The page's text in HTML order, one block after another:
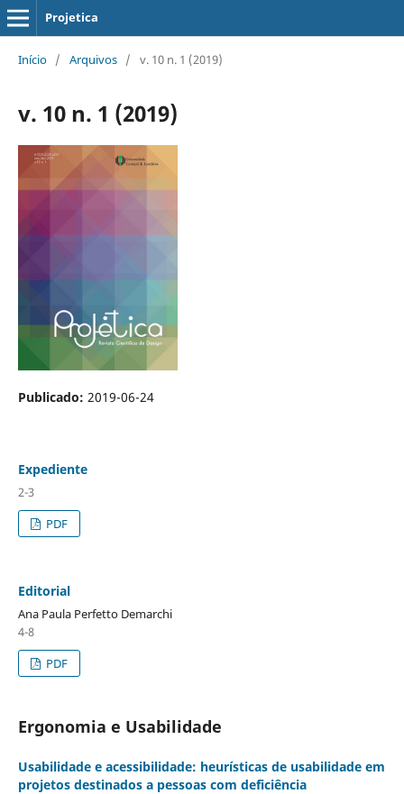
Projetica
Início / Arquivos / v. 10 n. 1 (2019)
v. 10 n. 1 (2019)
Publicado: 2019-06-24
Expediente
2-3
PDF
Editorial
Ana Paula Perfetto Demarchi
4-8
PDF
Ergonomia e Usabilidade
Usabilidade e acessibilidade: heurísticas de usabilidade em
projetos destinados a pessoas com deficiência